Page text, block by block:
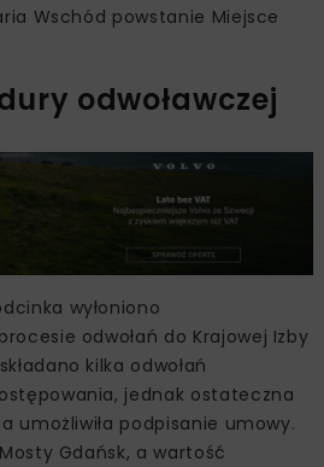
Wschód powstanie Miejsce
odwoławczej
wyłoniono
odwołań do Krajowej Izby
kilka odwołań
jednak ostateczna
umożliwiła podpisanie umowy.
Gdańsk, a wartość